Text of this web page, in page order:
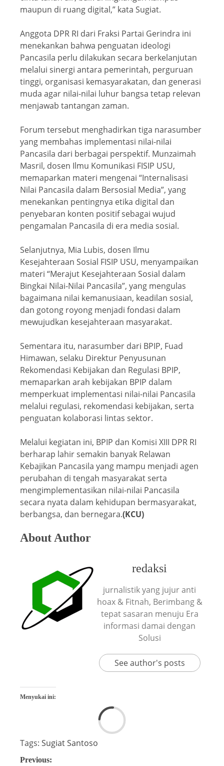
maupun di ruang digital,” kata Sugiat.
Anggota DPR RI dari Fraksi Partai Gerindra ini
menekankan bahwa penguatan ideologi
Pancasila perlu dilakukan secara berkelanjutan
melalui sinergi antara pemerintah, perguruan
tinggi, organisasi kemasyarakatan, dan generasi
muda agar nilai-nilai luhur bangsa tetap relevan
menjawab tantangan zaman.
Forum tersebut menghadirkan tiga narasumber
yang membahas implementasi nilai-nilai
Pancasila dari berbagai perspektif. Munzaimah
Masril, dosen Ilmu Komunikasi FISIP USU,
memaparkan materi mengenai “Internalisasi
Nilai Pancasila dalam Bersosial Media”, yang
menekankan pentingnya etika digital dan
penyebaran konten positif sebagai wujud
pengamalan Pancasila di era media sosial.
Selanjutnya, Mia Lubis, dosen Ilmu
Kesejahteraan Sosial FISIP USU, menyampaikan
materi “Merajut Kesejahteraan Sosial dalam
Bingkai Nilai-Nilai Pancasila”, yang mengulas
bagaimana nilai kemanusiaan, keadilan sosial,
dan gotong royong menjadi fondasi dalam
mewujudkan kesejahteraan masyarakat.
Sementara itu, narasumber dari BPIP, Fuad
Himawan, selaku Direktur Penyusunan
Rekomendasi Kebijakan dan Regulasi BPIP,
memaparkan arah kebijakan BPIP dalam
memperkuat implementasi nilai-nilai Pancasila
melalui regulasi, rekomendasi kebijakan, serta
penguatan kolaborasi lintas sektor.
Melalui kegiatan ini, BPIP dan Komisi XIII DPR RI
berharap lahir semakin banyak Relawan
Kebajikan Pancasila yang mampu menjadi agen
perubahan di tengah masyarakat serta
mengimplementasikan nilai-nilai Pancasila
secara nyata dalam kehidupan bermasyarakat,
berbangsa, dan bernegara.(KCU)
About Author
redaksi
jurnalistik yang jujur anti
hoax & Fitnah, Berimbang &
tepat sasaran menuju Era
informasi damai dengan
Solusi
See author's posts
Menyukai ini:
Tags: Sugiat Santoso
Previous: